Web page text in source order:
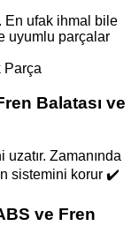
En ufak ihmal bile
uyumlu parçalar
Balatası ve
Zamanında
sistemini korur ✔️
ve Fren